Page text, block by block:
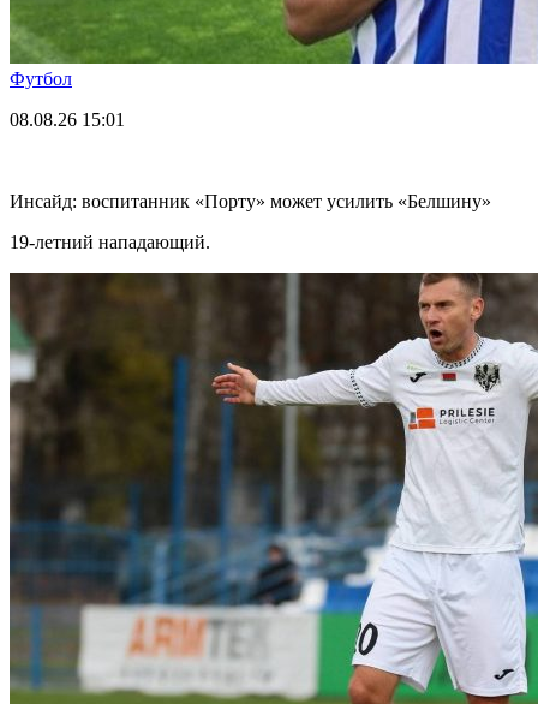
Футбол
08.08.26 15:01
Инсайд: воспитанник «Порту» может усилить «Белшину»
19-летний нападающий.